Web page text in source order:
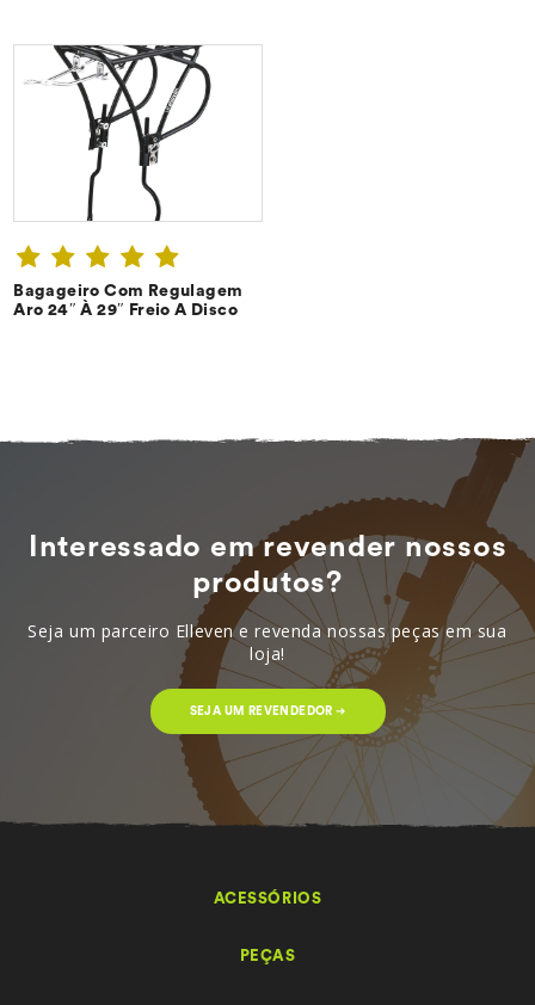
CONFIRA ➔
Bagageiro Com Regulagem
Aro 24″ À 29″ Freio A Disco
Interessado em revender nossos
produtos?
Seja um parceiro Elleven e revenda nossas peças em sua
loja!
SEJA UM REVENDEDOR ➔
ACESSÓRIOS
PEÇAS